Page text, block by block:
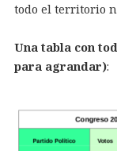
todo el territorio
Una tabla con
para agrandar):